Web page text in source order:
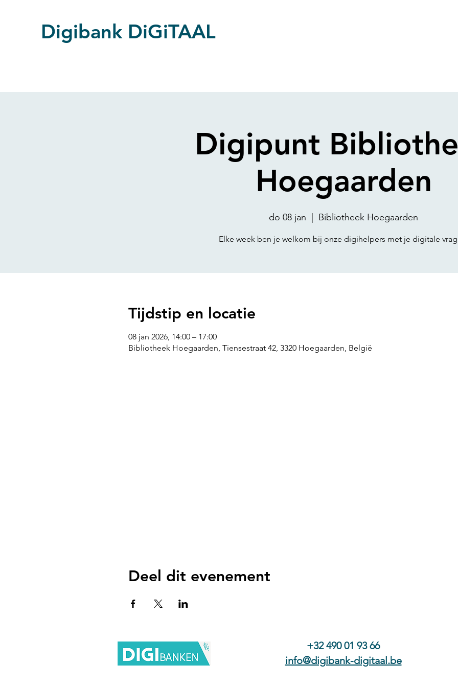
Digibank DiGiTAAL
Digipunt
Hoegaarden
do 08 jan Bibliotheek Hoegaarden
Elke week ben je welkom bij onze digihelpers met je digitale
Tijdstip en locatie
08 jan 2026, 14:00 – 17:00
Bibliotheek Hoegaarden, Tiensestraat 42, 3320 Hoegaarden, België
Deel dit evenement
+32 490 01 93 66
info@digibank-digitaal.be